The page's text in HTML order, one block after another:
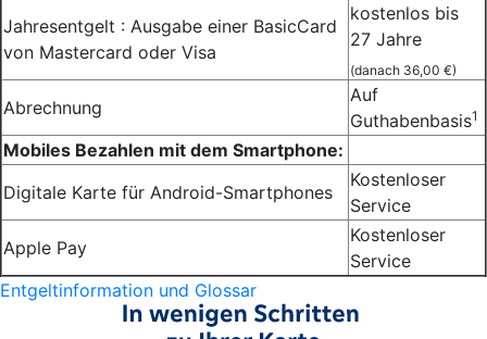
Jahresentgelt : Ausgabe einer BasicCard
von Mastercard oder Visa
kostenlos bis
27 Jahre
(danach 36,00 €)
Abrechnung
Auf
Guthabenbasis1
Mobiles Bezahlen mit dem Smartphone:
Digitale Karte für Android-Smartphones
Kostenloser
Service
Apple Pay
Kostenloser
Service
Entgeltinformation und Glossar